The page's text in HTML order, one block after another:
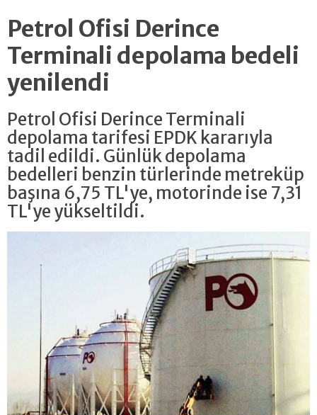
Petrol Ofisi Derince
Terminali depolama bedeli
yenilendi
Petrol Ofisi Derince Terminali
depolama tarifesi EPDK kararıyla
tadil edildi. Günlük depolama
bedelleri benzin türlerinde metreküp
başına 6,75 TL'ye, motorinde ise 7,31
TL'ye yükseltildi.